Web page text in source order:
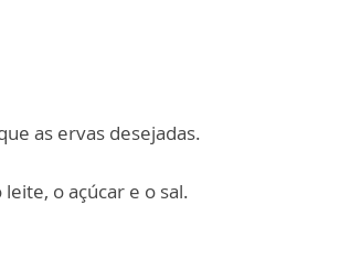
as ervas desejadas.
o açúcar e o sal.